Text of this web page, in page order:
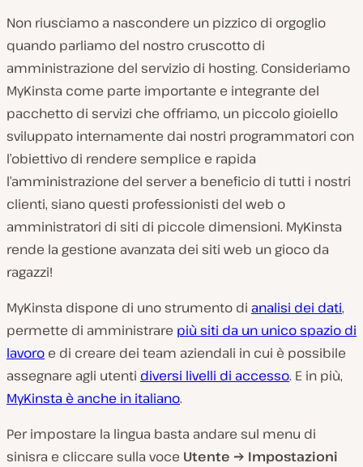
Non riusciamo a nascondere un pizzico di orgoglio
quando parliamo del nostro cruscotto di
amministrazione del servizio di hosting. Consideriamo
MyKinsta come parte importante e integrante del
pacchetto di servizi che offriamo, un piccolo gioiello
sviluppato internamente dai nostri programmatori con
l’obiettivo di rendere semplice e rapida
l’amministrazione del server a beneficio di tutti i nostri
clienti, siano questi professionisti del web o
amministratori di siti di piccole dimensioni. MyKinsta
rende la gestione avanzata dei siti web un gioco da
ragazzi!
MyKinsta dispone di uno strumento di analisi dei dati,
permette di amministrare più siti da un unico spazio di
lavoro e di creare dei team aziendali in cui è possibile
assegnare agli utenti diversi livelli di accesso. E in più,
MyKinsta è anche in italiano.
Per impostare la lingua basta andare sul menu di
sinisra e cliccare sulla voce Utente → Impostazioni